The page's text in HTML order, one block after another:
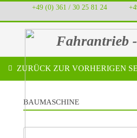
+49 (0) 361 / 30 25 81 24
Fahrantrieb
ZURÜCK ZUR VORHERIGEN
BAUMASCHINE